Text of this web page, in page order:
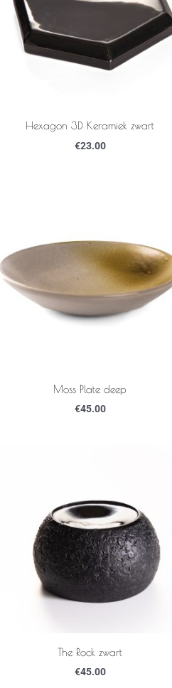
Hexagon 3D Keramiek zwart
€23.00
Moss Plate deep
€45.00
The Rock zwart
€45.00